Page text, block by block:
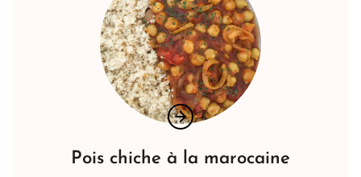
Pois chiche à la marocaine